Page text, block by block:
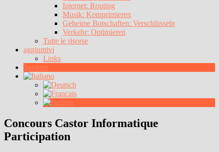
Internet: Routing
Musik: Komprimieren
Geheime Botschaften: Verschlüsseln
Verkehr: Optimieren
Tutte le risorse
aggiuntivi
Links
Support
Concours Castor Informatique
Participation